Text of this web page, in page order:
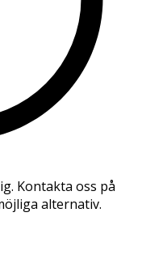
Kontakta oss på
alternativ.